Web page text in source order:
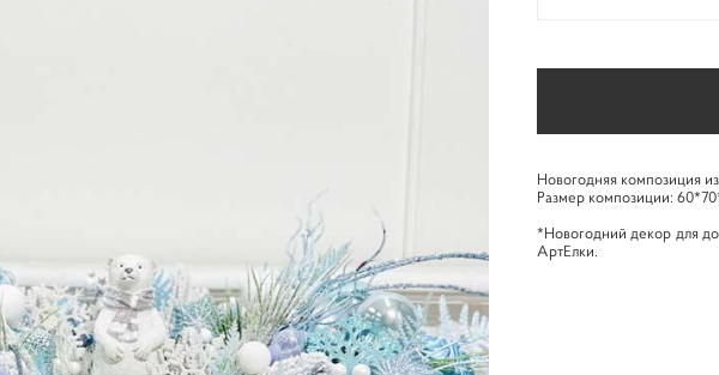
Новогодняя композиция
Размер композиции:
*Новогодний декор для
АртЕлки.